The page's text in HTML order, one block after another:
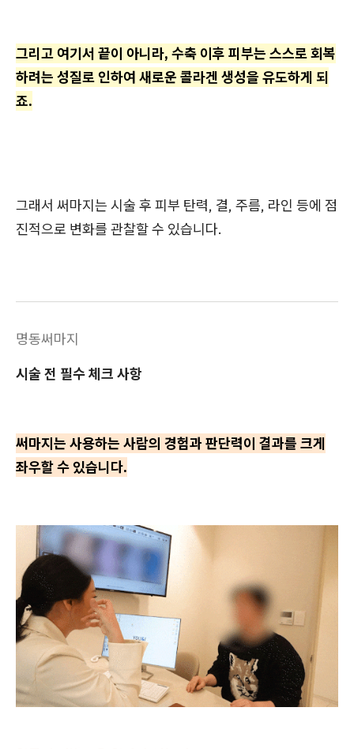
그리고 여기서 끝이 아니라, 수축 이후 피부는 스스로 회복
하려는 성질로 인하여 새로운 콜라겐 생성을 유도하게 되
죠.
그래서 써마지는 시술 후 피부 탄력, 결, 주름, 라인 등에 점
진적으로 변화를 관찰할 수 있습니다.
명동써마지
시술 전 필수 체크 사항
써마지는 사용하는 사람의 경험과 판단력이 결과를 크게
좌우할 수 있습니다.